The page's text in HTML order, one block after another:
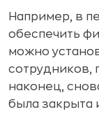
Например, в
обеспечить
можно
сотрудников,
наконец,
была закрыта